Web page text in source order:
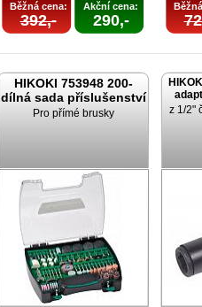
Běžná cena:
392,-
Akční cena:
290,-
HIKOKI 753948 200-
dílná sada příslušenství
Pro přímé brusky
z 1/2"